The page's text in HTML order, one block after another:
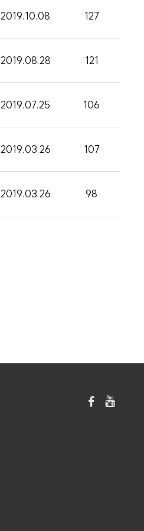
2019.10.08 127
2019.08.28 121
2019.07.25 106
2019.03.26 107
2019.03.26 98